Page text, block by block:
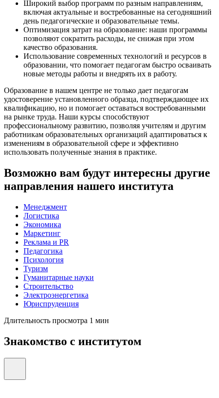
Широкий выбор программ по разным направлениям,
включая актуальные и востребованные на сегодняшний
день педагогические и образовательные темы.
Оптимизация затрат на образование: наши программы
позволяют сократить расходы, не снижая при этом
качество образования.
Использование современных технологий и ресурсов в
образовании, что помогает педагогам быстро осваивать
новые методы работы и внедрять их в работу.
Образование в нашем центре не только дает педагогам
удостоверение установленного образца, подтверждающее их
квалификацию, но и помогает оставаться востребованными
на рынке труда. Наши курсы способствуют
профессиональному развитию, позволяя учителям и другим
работникам образовательных организаций адаптироваться к
изменениям в образовательной сфере и эффективно
использовать полученные знания в практике.
Возможно вам будут интересны другие
направления нашего института
Менеджмент
Логистика
Экономика
Маркетинг
Реклама и PR
Педагогика
Психология
Туризм
Гуманитарные науки
Строительство
Электроэнергетика
Юриспруденция
Длительность просмотра 1 мин
Знакомство с институтом